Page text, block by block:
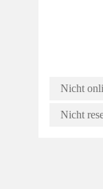
Nicht
Nicht